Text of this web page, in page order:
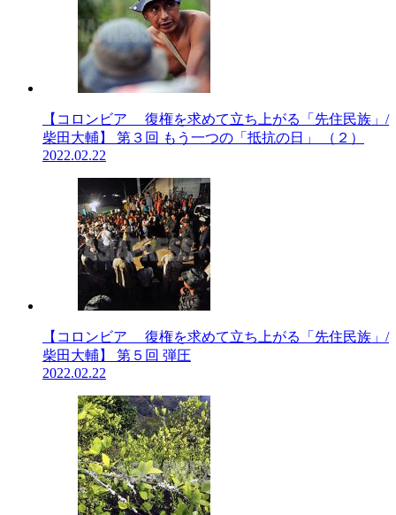
【コロンビア 復権を求めて立ち上がる「先住民族」/
柴田大輔】 第３回 もう一つの「抵抗の日」 （２）
2022.02.22
【コロンビア 復権を求めて立ち上がる「先住民族」/
柴田大輔】 第５回 弾圧
2022.02.22